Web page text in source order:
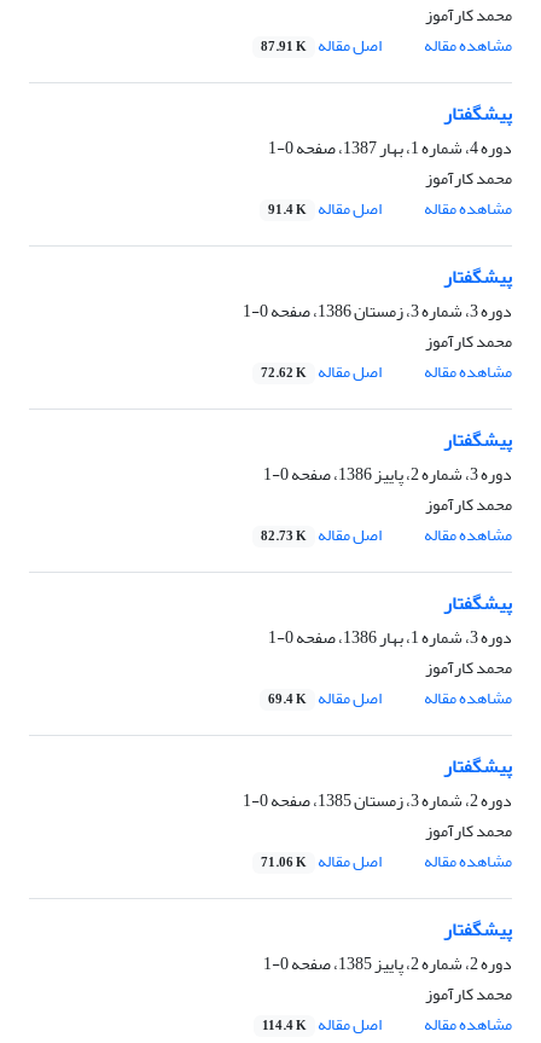
محمد کارآموز
مشاهده مقاله
اصل مقاله 87.91 K
پیشگفتار
دوره 4، شماره 1، بهار 1387، صفحه
0-1
محمد کارآموز
مشاهده مقاله
اصل مقاله 91.4 K
پیشگفتار
دوره 3، شماره 3، زمستان 1386، صفحه
0-1
محمد کارآموز
مشاهده مقاله
اصل مقاله 72.62 K
پیشگفتار
دوره 3، شماره 2، پاییز 1386، صفحه
0-1
محمد کارآموز
مشاهده مقاله
اصل مقاله 82.73 K
پیشگفتار
دوره 3، شماره 1، بهار 1386، صفحه
0-1
محمد کارآموز
مشاهده مقاله
اصل مقاله 69.4 K
پیشگفتار
دوره 2، شماره 3، زمستان 1385، صفحه
0-1
محمد کارآموز
مشاهده مقاله
اصل مقاله 71.06 K
پیشگفتار
دوره 2، شماره 2، پاییز 1385، صفحه
0-1
محمد کارآموز
مشاهده مقاله
اصل مقاله 114.4 K